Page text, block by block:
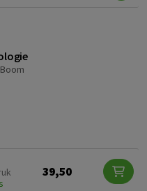
Boom
39,50